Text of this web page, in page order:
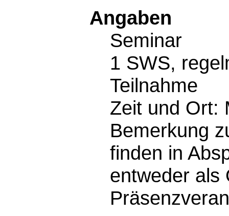
Angaben
Seminar
1 SWS,
Teilnahme
Zeit und Ort:
Bemerkung
finden in
entweder als